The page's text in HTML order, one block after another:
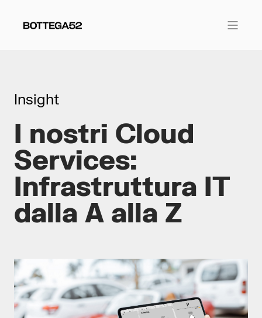
Insight
I nostri Cloud
Services:
Infrastruttura IT
dalla A alla Z